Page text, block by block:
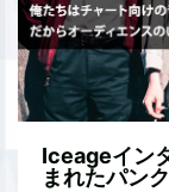
Iceageイン
まれたパン